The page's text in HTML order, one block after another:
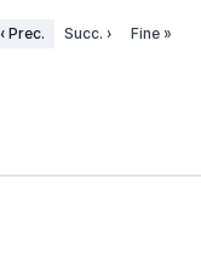
‹ Prec. Succ. › Fine »